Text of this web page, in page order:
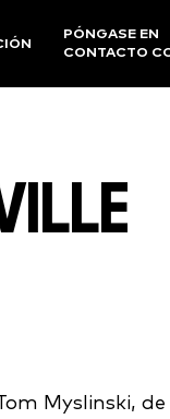
PÓNGASE EN
CONTACTO
Myslinski, de